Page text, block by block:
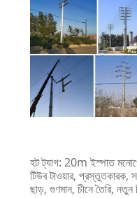
হট ট্যাগ: 20m ইস্পাত
টিউব টাওয়ার, প্রস্তুতকারক,
ছাড়, গুণমান, চীনে তৈরি, নতুন